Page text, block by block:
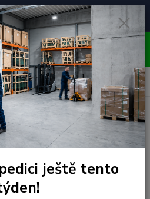
Poradenství
ZDARMA
⭐ 4.7/5 (50 recenzí)
12:00 - KAŽDÝ PÁTEK
Menu
Hledat
0 ks
za 0,00 Kč
ještě tento